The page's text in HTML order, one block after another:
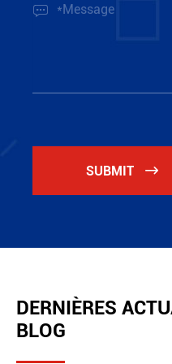

SUBMIT 
DERNIÈRES
BLOG